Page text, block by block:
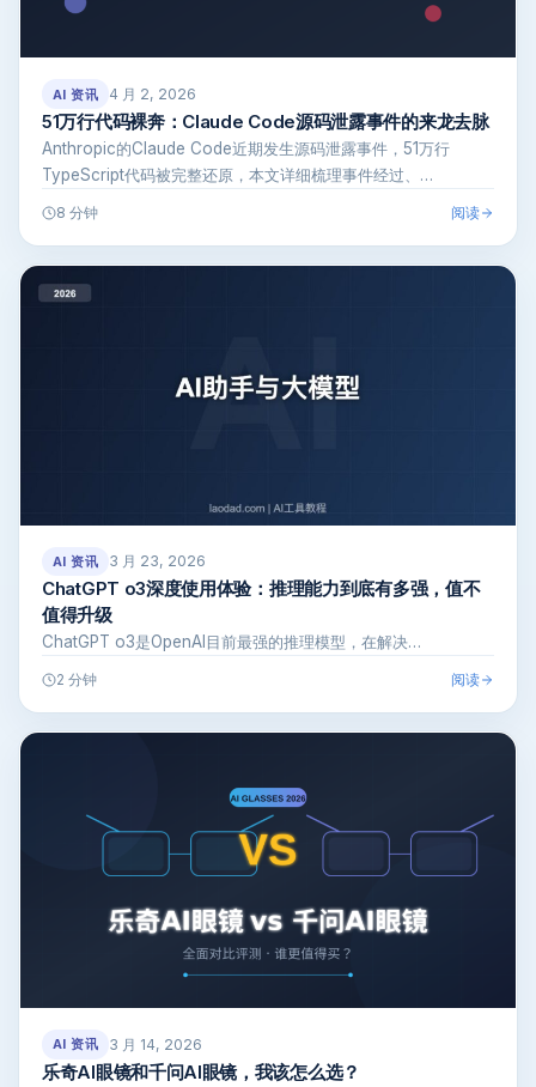
AI 资讯 4 月 2, 2026
51万行代码裸奔：Claude Code源码泄露事件的来龙去脉
Anthropic的Claude Code近期发生源码泄露事件，51万行
TypeScript代码被完整还原，本文详细梳理事件经过、…
8 分钟 阅读
AI 资讯 3 月 23, 2026
ChatGPT o3深度使用体验：推理能力到底有多强，值不
值得升级
ChatGPT o3是OpenAI目前最强的推理模型，在解决…
2 分钟 阅读
AI 资讯 3 月 14, 2026
乐奇AI眼镜和千问AI眼镜，我该怎么选？